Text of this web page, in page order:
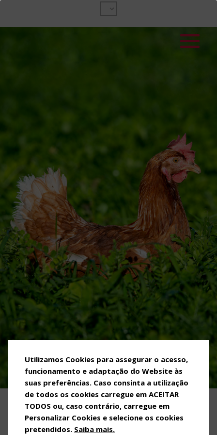
OVOS MATINADOS
Utilizamos Cookies para assegurar o acesso,
funcionamento e adaptação do Website às
suas preferências. Caso consinta a utilização
de todos os cookies carregue em ACEITAR
TODOS ou, caso contrário, carregue em
Personalizar Cookies e selecione os cookies
pretendidos. Saiba mais.